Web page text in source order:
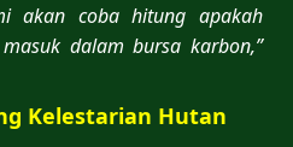
akan coba hitung apakah
dalam bursa karbon,”
Kelestarian Hutan